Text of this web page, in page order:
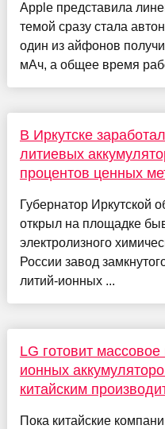
Apple представила
темой сразу стала
один из айфонов
мАч, а общее время
В Иркутске
литиевых
процентов ценных
Губернатор Иркутской
открыл на площадке
электролизного
России завод
литий-ионных ...
LG готовит
ионных
китайским
Пока китайские